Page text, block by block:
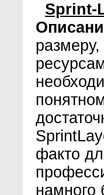
Sprint-
размеру,
факто
намного